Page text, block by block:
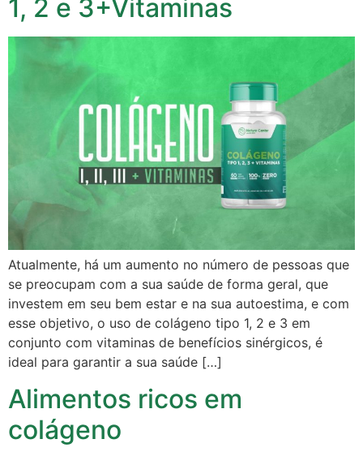
1, 2 e 3+Vitaminas
Atualmente, há um aumento no número de pessoas que
se preocupam com a sua saúde de forma geral, que
investem em seu bem estar e na sua autoestima, e com
esse objetivo, o uso de colágeno tipo 1, 2 e 3 em
conjunto com vitaminas de benefícios sinérgicos, é
ideal para garantir a sua saúde […]
Alimentos ricos em
colágeno